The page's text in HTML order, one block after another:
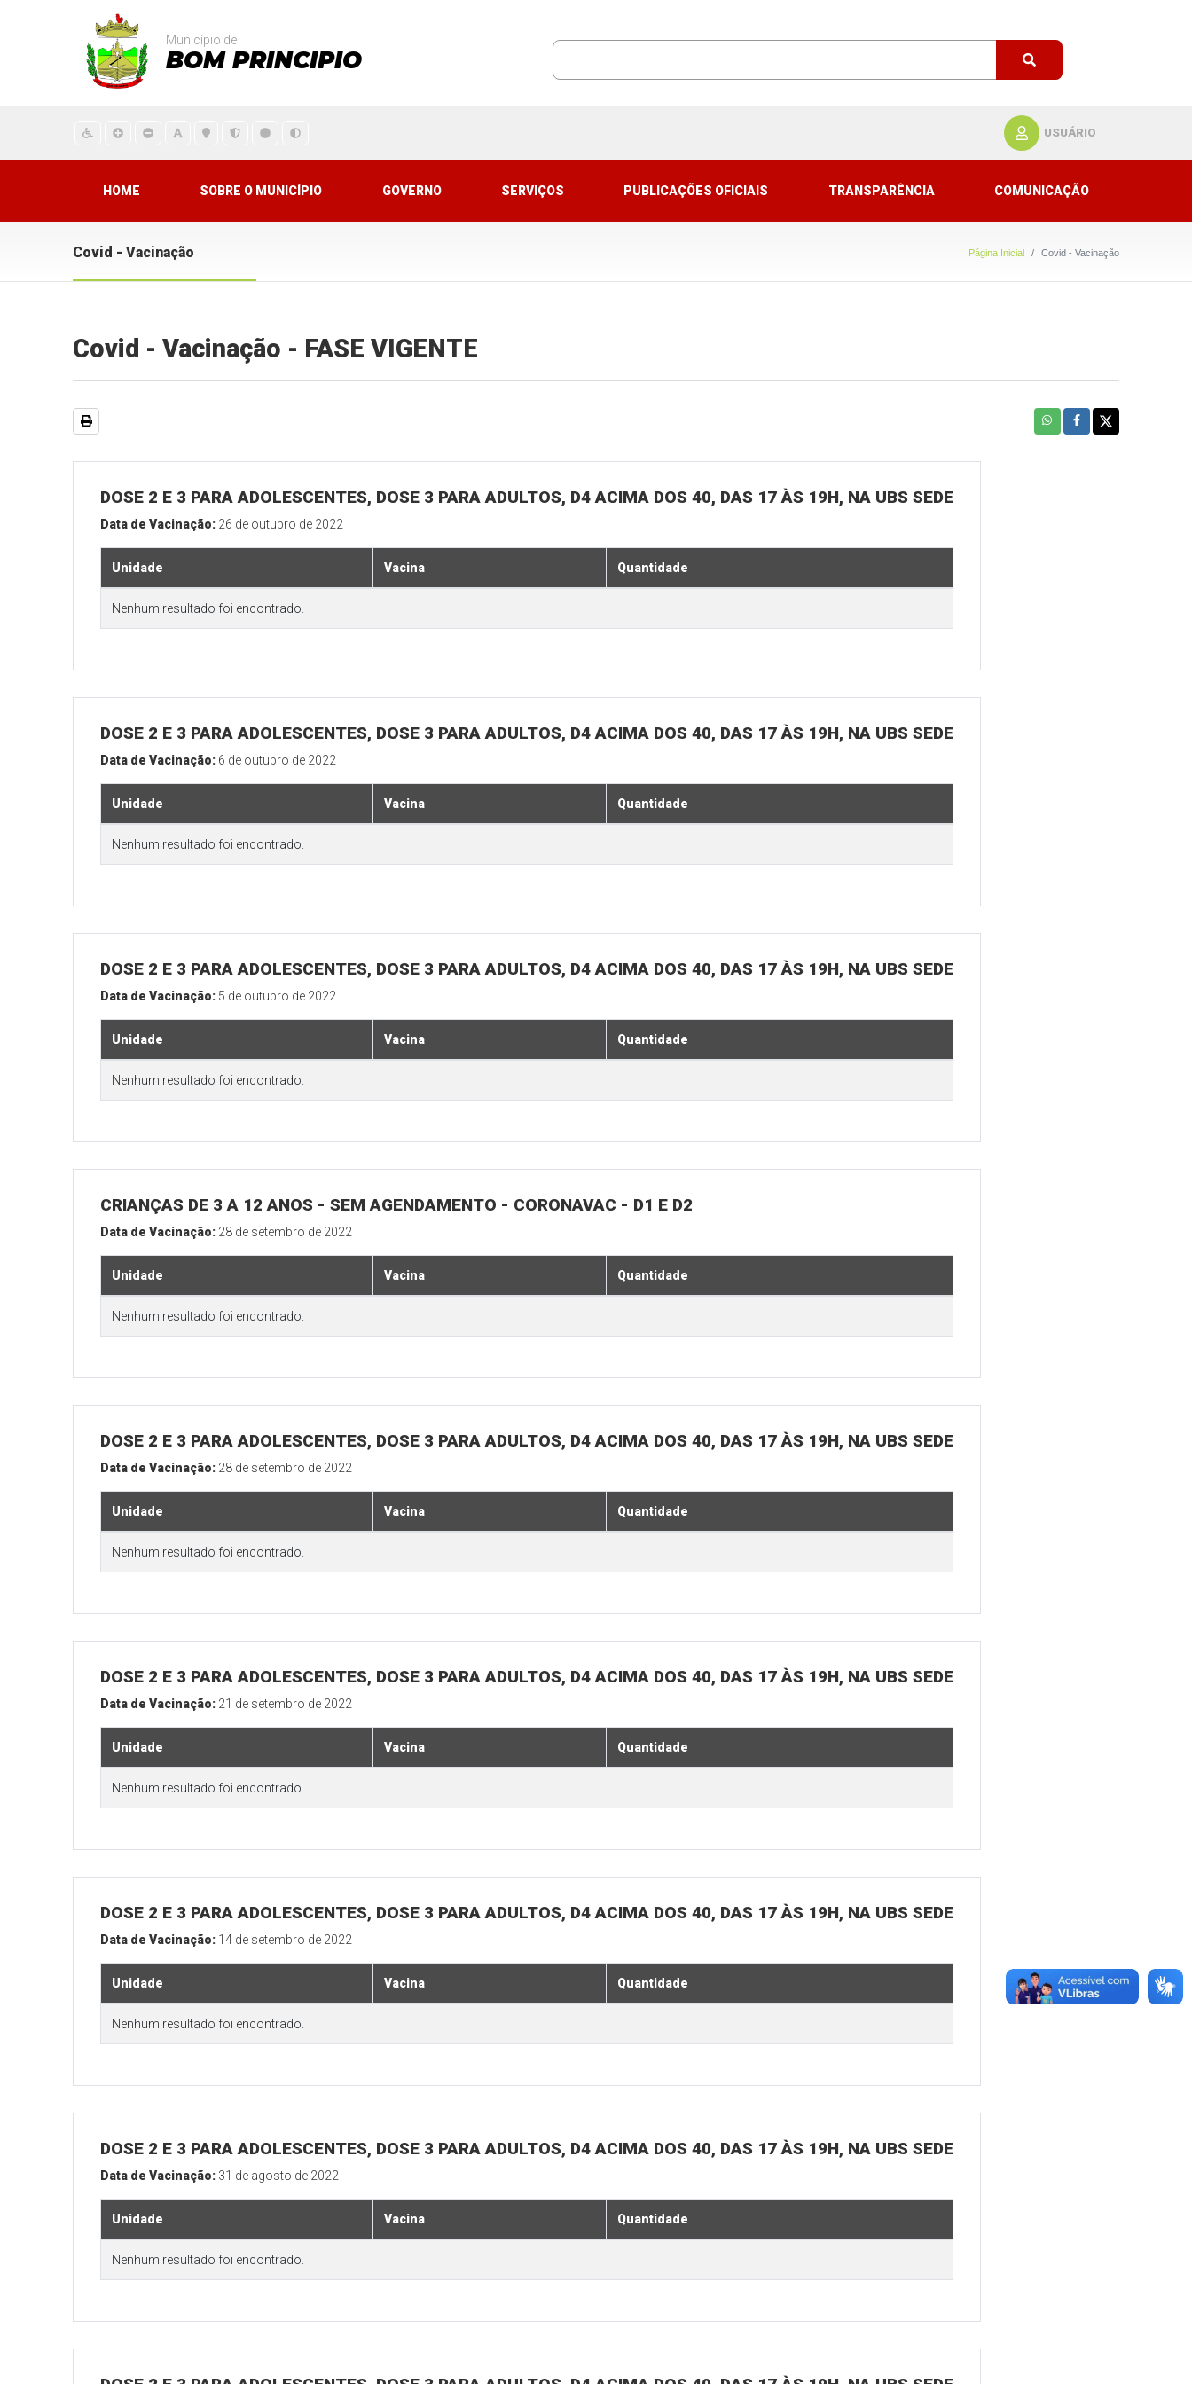
Município de
BOM PRINCIPIO
USUÁRIO
HOME SOBRE O MUNICÍPIO GOVERNO SERVIÇOS PUBLICAÇÕES OFICIAIS TRANSPARÊNCIA COMUNICAÇÃO
Covid - Vacinação Página Inicial Covid - Vacinação
Covid - Vacinação - FASE VIGENTE
DOSE 2 E 3 PARA ADOLESCENTES, DOSE 3 PARA ADULTOS, D4 ACIMA DOS 40, DAS 17 ÀS 19H, NA UBS SEDE
Data de Vacinação: 26 de outubro de 2022
Unidade Vacina Quantidade
Nenhum resultado foi encontrado.
DOSE 2 E 3 PARA ADOLESCENTES, DOSE 3 PARA ADULTOS, D4 ACIMA DOS 40, DAS 17 ÀS 19H, NA UBS SEDE
Data de Vacinação: 6 de outubro de 2022
Unidade Vacina Quantidade
Nenhum resultado foi encontrado.
DOSE 2 E 3 PARA ADOLESCENTES, DOSE 3 PARA ADULTOS, D4 ACIMA DOS 40, DAS 17 ÀS 19H, NA UBS SEDE
Data de Vacinação: 5 de outubro de 2022
Unidade Vacina Quantidade
Nenhum resultado foi encontrado.
CRIANÇAS DE 3 A 12 ANOS - SEM AGENDAMENTO - CORONAVAC - D1 E D2
Data de Vacinação: 28 de setembro de 2022
Unidade Vacina Quantidade
Nenhum resultado foi encontrado.
DOSE 2 E 3 PARA ADOLESCENTES, DOSE 3 PARA ADULTOS, D4 ACIMA DOS 40, DAS 17 ÀS 19H, NA UBS SEDE
Data de Vacinação: 28 de setembro de 2022
Unidade Vacina Quantidade
Nenhum resultado foi encontrado.
DOSE 2 E 3 PARA ADOLESCENTES, DOSE 3 PARA ADULTOS, D4 ACIMA DOS 40, DAS 17 ÀS 19H, NA UBS SEDE
Data de Vacinação: 21 de setembro de 2022
Unidade Vacina Quantidade
Nenhum resultado foi encontrado.
DOSE 2 E 3 PARA ADOLESCENTES, DOSE 3 PARA ADULTOS, D4 ACIMA DOS 40, DAS 17 ÀS 19H, NA UBS SEDE
Data de Vacinação: 14 de setembro de 2022
Unidade Vacina Quantidade
Nenhum resultado foi encontrado.
DOSE 2 E 3 PARA ADOLESCENTES, DOSE 3 PARA ADULTOS, D4 ACIMA DOS 40, DAS 17 ÀS 19H, NA UBS SEDE
Data de Vacinação: 31 de agosto de 2022
Unidade Vacina Quantidade
Nenhum resultado foi encontrado.